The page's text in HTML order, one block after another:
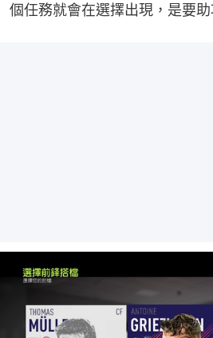
個任務就會在選擇出現，是要助